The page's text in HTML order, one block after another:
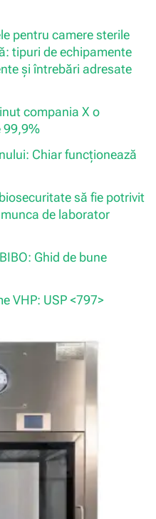
pentru camere sterile
tipuri de echipamente
și întrebări adresate
compania X o
99,9%
Chiar funcționează
să fie potrivit
de laborator
Ghid de bune
VHP: USP <797>